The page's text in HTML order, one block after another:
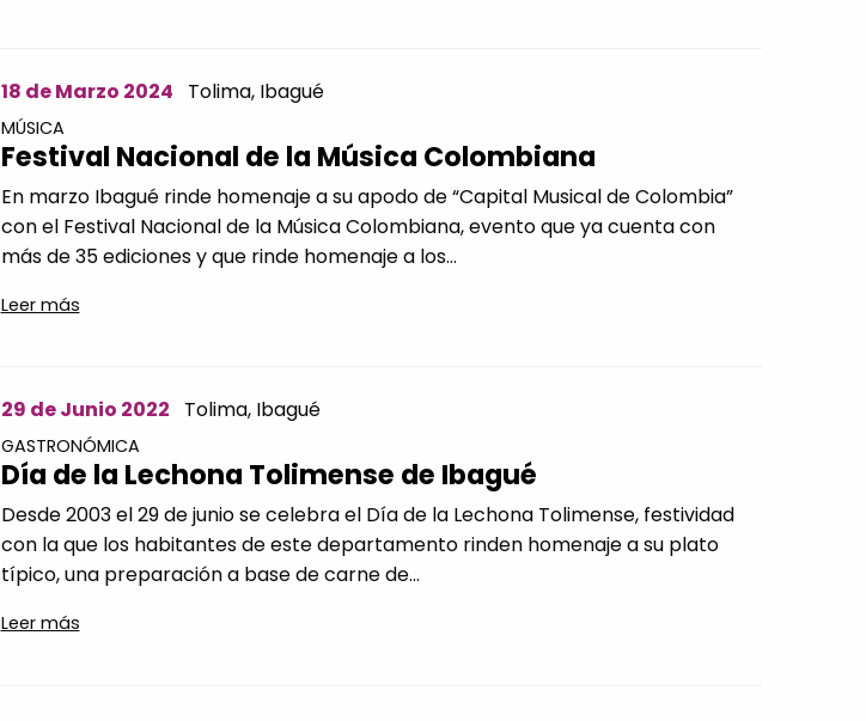
18 de Marzo 2024 Tolima, Ibagué
MÚSICA
Festival Nacional de la Música Colombiana
En marzo Ibagué rinde homenaje a su apodo de “Capital Musical de Colombia”
con el Festival Nacional de la Música Colombiana, evento que ya cuenta con
más de 35 ediciones y que rinde homenaje a los...
Leer más
29 de Junio 2022 Tolima, Ibagué
GASTRONÓMICA
Día de la Lechona Tolimense de Ibagué
Desde 2003 el 29 de junio se celebra el Día de la Lechona Tolimense, festividad
con la que los habitantes de este departamento rinden homenaje a su plato
típico, una preparación a base de carne de...
Leer más